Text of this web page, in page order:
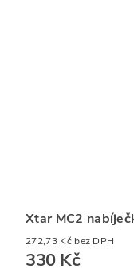
Xtar MC2
272,73 Kč bez DPH
330 Kč